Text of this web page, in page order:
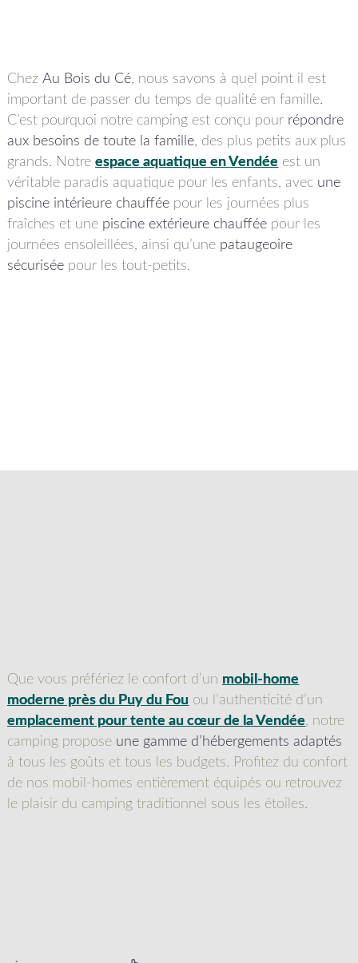
Chez Au Bois du Cé, nous savons à quel point il est
important de passer du temps de qualité en famille.
C’est pourquoi notre camping est conçu pour répondre
aux besoins de toute la famille, des plus petits aux plus
grands. Notre espace aquatique en Vendée est un
véritable paradis aquatique pour les enfants, avecune
piscine intérieure chaufféepour les journées plus
fraîches et une piscine extérieure chaufféepour les
journées ensoleillées, ainsi qu’une pataugeoire
sécuriséepour les tout-petits.
Que vous préfériez le confort d’un mobil-home
moderne près du Puy du Fou ou l’authenticité d’un
emplacement pour tente au cœur de la Vendée , notre
camping propose une gamme d’hébergements adaptés
à tous les goûts et tous les budgets. Profitez du confort
de nos mobil-homes entièrement équipés ou retrouvez
le plaisir du camping traditionnel sous les étoiles.